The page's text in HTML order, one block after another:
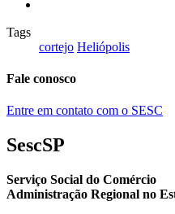
Tags
cortejo Heliópolis
Fale conosco
Entre em contato com o SESC
SescSP
Serviço Social do Comércio
Administração Regional no